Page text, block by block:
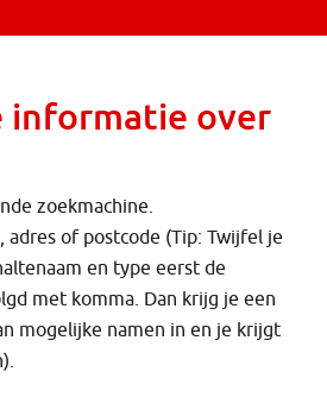
informatie over
zoekmachine.
adres of postcode (Tip: Twijfel je
en type eerst de
met komma. Dan krijg je een
mogelijke namen in en je krijgt